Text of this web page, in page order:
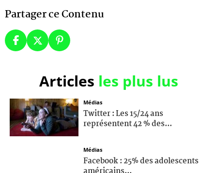
Partager ce Contenu
Articles les plus lus
Médias
Twitter : Les 15/24 ans
représentent 42 % des...
Médias
Facebook : 25% des adolescents